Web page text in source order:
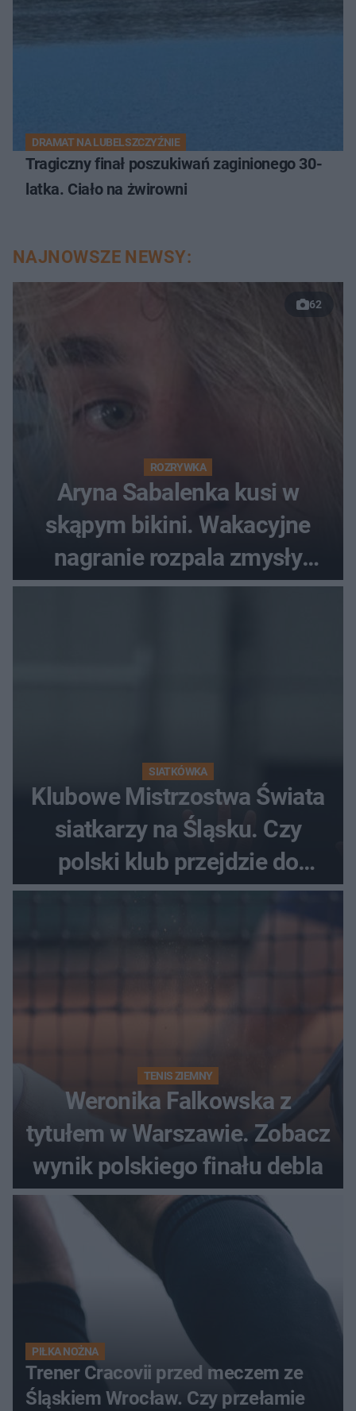
DRAMAT NA LUBELSZCZYŹNIE
Tragiczny finał poszukiwań zaginionego 30-
latka. Ciało na żwirowni
NAJNOWSZE NEWSY:
62
ROZRYWKA
Aryna Sabalenka kusi w
skąpym bikini. Wakacyjne
nagranie rozpala zmysły
fanów
SIATKÓWKA
Klubowe Mistrzostwa Świata
siatkarzy na Śląsku. Czy
polski klub przejdzie do
historii
TENIS ZIEMNY
Weronika Falkowska z
tytułem w Warszawie. Zobacz
wynik polskiego finału debla
PIŁKA NOŻNA
Trener Cracovii przed meczem ze
Śląskiem Wrocław. Czy przełamie